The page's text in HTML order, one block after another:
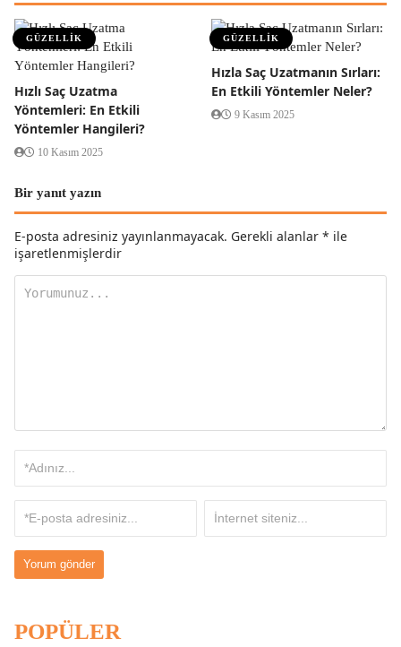
GÜZELLİK
Hızlı Saç Uzatma
Yöntemleri: En Etkili
Yöntemler Hangileri?
10 Kasım 2025
GÜZELLİK
Hızla Saç Uzatmanın Sırları:
En Etkili Yöntemler Neler?
9 Kasım 2025
Bir yanıt yazın
E-posta adresiniz yayınlanmayacak. Gerekli alanlar * ile
işaretlenmişlerdir
POPÜLER